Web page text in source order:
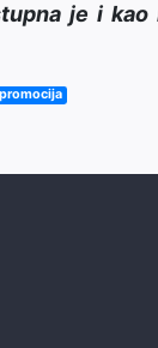
je i
promocija